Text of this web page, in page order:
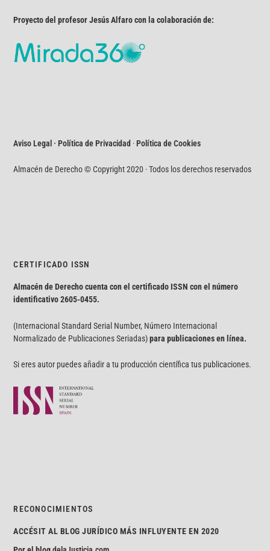
Proyecto del profesor Jesús Alfaro con la colaboración de:
Aviso Legal · Política de Privacidad ·Política de Cookies
Almacén de Derecho © Copyright 2020 · Todos los derechos reservados
CERTIFICADO ISSN
Almacén de Derecho cuenta con el certificado ISSN con el número
identificativo2605-0455.
(Internacional Standard Serial Number, Número Internacional
Normalizado de Publicaciones Seriadas)para publicaciones en línea.
Si eres autor puedes añadir a tu producción científica tus publicaciones.
RECONOCIMIENTOS
ACCÉSIT AL BLOG JURÍDICO MÁS INFLUYENTE EN 2020